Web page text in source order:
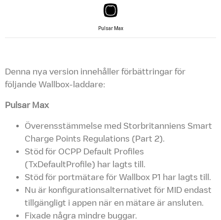
Pulsar Max
Denna nya version innehåller förbättringar för
följande Wallbox-laddare:
Pulsar Max
Överensstämmelse med Storbritanniens Smart
Charge Points Regulations (Part 2).
Stöd för OCPP Default Profiles
(TxDefaultProfile) har lagts till.
Stöd för portmätare för Wallbox P1 har lagts till.
Nu är konfigurationsalternativet för MID endast
tillgängligt i appen när en mätare är ansluten.
Fixade några mindre buggar.